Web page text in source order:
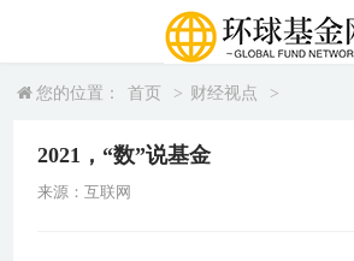
您的位置： 首页 > 财经视点 >
2021，“数”说基金
来源：互联网